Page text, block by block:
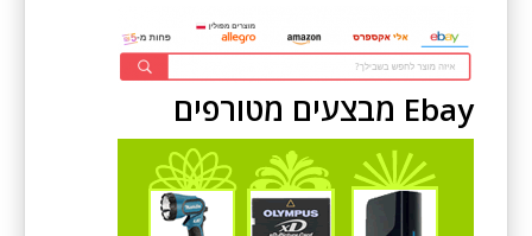
Ebay מבצעים מטורפים